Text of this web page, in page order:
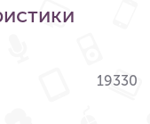
19330